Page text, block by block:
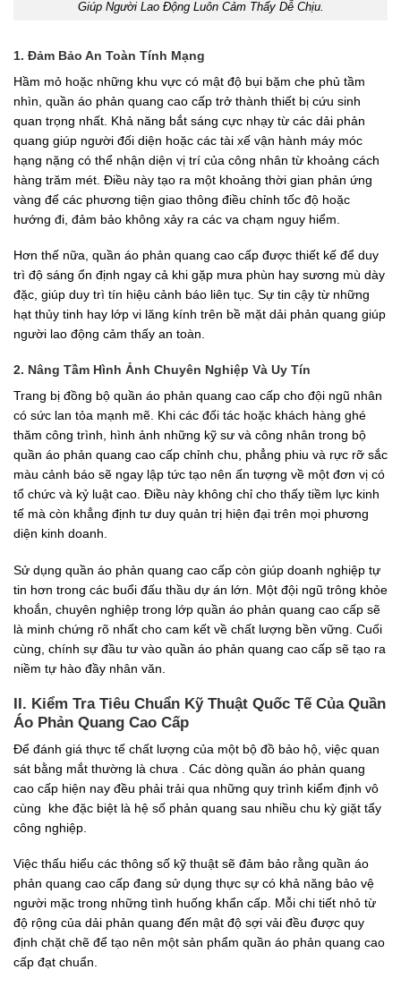
Giúp Người Lao Động Luôn Cảm Thấy Dễ Chịu.
1. Đảm Bảo An Toàn Tính Mạng
Hầm mỏ hoặc những khu vực có mật độ bụi bặm che phủ tầm
nhìn, quần áo phản quang cao cấp trở thành thiết bị cứu sinh
quan trọng nhất. Khả năng bắt sáng cực nhạy từ các dải phản
quang giúp người đối diện hoặc các tài xế vận hành máy móc
hạng nặng có thể nhận diện vị trí của công nhân từ khoảng cách
hàng trăm mét. Điều này tạo ra một khoảng thời gian phản ứng
vàng để các phương tiện giao thông điều chỉnh tốc độ hoặc
hướng đi, đảm bảo không xảy ra các va chạm nguy hiểm.
Hơn thế nữa, quần áo phản quang cao cấp được thiết kế để duy
trì độ sáng ổn định ngay cả khi gặp mưa phùn hay sương mù dày
đặc, giúp duy trì tín hiệu cảnh báo liên tục. Sự tin cậy từ những
hạt thủy tinh hay lớp vi lăng kính trên bề mặt dải phản quang giúp
người lao động cảm thấy an toàn.
2. Nâng Tầm Hình Ảnh Chuyên Nghiệp Và Uy Tín
Trang bị đồng bộ quần áo phản quang cao cấp cho đội ngũ nhân
có sức lan tỏa mạnh mẽ. Khi các đối tác hoặc khách hàng ghé
thăm công trình, hình ảnh những kỹ sư và công nhân trong bộ
quần áo phản quang cao cấp chỉnh chu, phẳng phiu và rực rỡ sắc
màu cảnh báo sẽ ngay lập tức tạo nên ấn tượng về một đơn vị có
tổ chức và kỷ luật cao. Điều này không chỉ cho thấy tiềm lực kinh
tế mà còn khẳng định tư duy quản trị hiện đại trên mọi phương
diện kinh doanh.
Sử dụng quần áo phản quang cao cấp còn giúp doanh nghiệp tự
tin hơn trong các buổi đấu thầu dự án lớn. Một đội ngũ trông khỏe
khoắn, chuyên nghiệp trong lớp quần áo phản quang cao cấp sẽ
là minh chứng rõ nhất cho cam kết về chất lượng bền vững. Cuối
cùng, chính sự đầu tư vào quần áo phản quang cao cấp sẽ tạo ra
niềm tự hào đầy nhân văn.
II. Kiểm Tra Tiêu Chuẩn Kỹ Thuật Quốc Tế Của Quần
Áo Phản Quang Cao Cấp
Để đánh giá thực tế chất lượng của một bộ đồ bảo hộ, việc quan
sát bằng mắt thường là chưa . Các dòng quần áo phản quang
cao cấp hiện nay đều phải trải qua những quy trình kiểm định vô
cùng khe đặc biệt là hệ số phản quang sau nhiều chu kỳ giặt tẩy
công nghiệp.
Việc thấu hiểu các thông số kỹ thuật sẽ đảm bảo rằng quần áo
phản quang cao cấp đang sử dụng thực sự có khả năng bảo vệ
người mặc trong những tình huống khẩn cấp. Mỗi chi tiết nhỏ từ
độ rộng của dải phản quang đến mật độ sợi vải đều được quy
định chặt chẽ để tạo nên một sản phẩm quần áo phản quang cao
cấp đạt chuẩn.